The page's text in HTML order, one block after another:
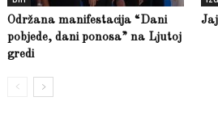
Održana manifestacija “Dani
pobjede, dani ponosa” na Ljutoj
gredi